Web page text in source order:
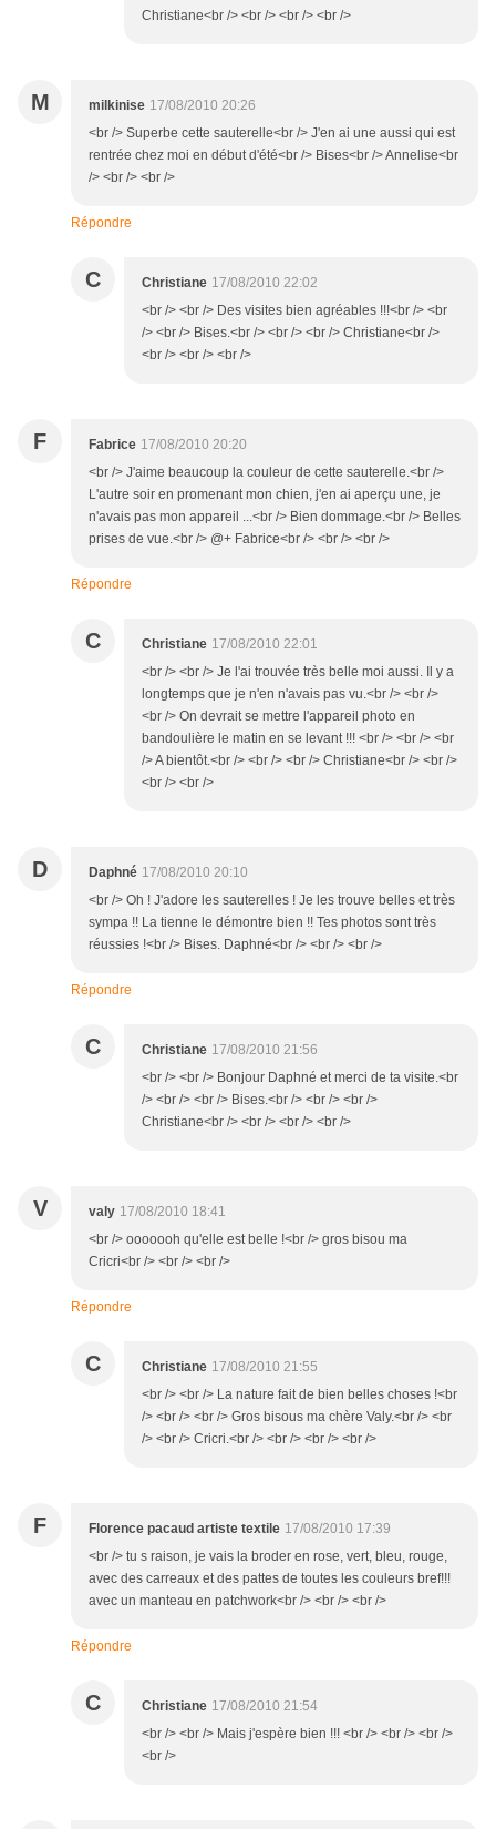
Christiane<br /> <br /> <br /> <br />
M milkinise 17/08/2010 20:26
<br /> Superbe cette sauterelle<br /> J'en ai une aussi qui est
rentrée chez moi en début d'été<br /> Bises<br /> Annelise<br
/> <br /> <br />
Répondre
C Christiane 17/08/2010 22:02
<br /> <br /> Des visites bien agréables !!!<br /> <br
/> <br /> Bises.<br /> <br /> <br /> Christiane<br />
<br /> <br /> <br />
F Fabrice 17/08/2010 20:20
<br /> J'aime beaucoup la couleur de cette sauterelle.<br />
L'autre soir en promenant mon chien, j'en ai aperçu une, je
n'avais pas mon appareil ...<br /> Bien dommage.<br /> Belles
prises de vue.<br /> @+ Fabrice<br /> <br /> <br />
Répondre
C Christiane 17/08/2010 22:01
<br /> <br /> Je l'ai trouvée très belle moi aussi. Il y a
longtemps que je n'en n'avais pas vu.<br /> <br />
<br /> On devrait se mettre l'appareil photo en
bandoulière le matin en se levant !!! <br /> <br /> <br
/> A bientôt.<br /> <br /> <br /> Christiane<br /> <br />
<br /> <br />
D Daphné 17/08/2010 20:10
<br /> Oh ! J'adore les sauterelles ! Je les trouve belles et très
sympa !! La tienne le démontre bien !! Tes photos sont très
réussies !<br /> Bises. Daphné<br /> <br /> <br />
Répondre
C Christiane 17/08/2010 21:56
<br /> <br /> Bonjour Daphné et merci de ta visite.<br
/> <br /> <br /> Bises.<br /> <br /> <br />
Christiane<br /> <br /> <br /> <br />
V valy 17/08/2010 18:41
<br /> ooooooh qu'elle est belle !<br /> gros bisou ma
Cricri<br /> <br /> <br />
Répondre
C Christiane 17/08/2010 21:55
<br /> <br /> La nature fait de bien belles choses !<br
/> <br /> <br /> Gros bisous ma chère Valy.<br /> <br
/> <br /> Cricri.<br /> <br /> <br /> <br />
F Florence pacaud artiste textile 17/08/2010 17:39
<br /> tu s raison, je vais la broder en rose, vert, bleu, rouge,
avec des carreaux et des pattes de toutes les couleurs bref!!!
avec un manteau en patchwork<br /> <br /> <br />
Répondre
C Christiane 17/08/2010 21:54
<br /> <br /> Mais j'espère bien !!! <br /> <br /> <br />
<br />